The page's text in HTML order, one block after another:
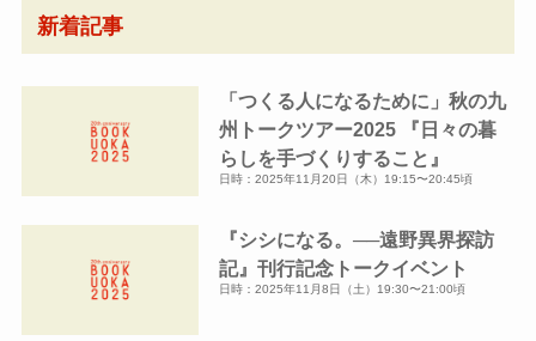
ー
カ
新着記事
「つくる人になるために」秋の九
州トークツアー2025 『日々の暮
らしを手づくりすること』
日時：2025年11月20日（木）19:15〜20:45頃
『シシになる。──遠野異界探訪
記』刊行記念トークイベント
日時：2025年11月8日（土）19:30〜21:00頃